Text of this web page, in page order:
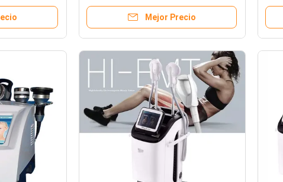
reducción
Mejor Precio